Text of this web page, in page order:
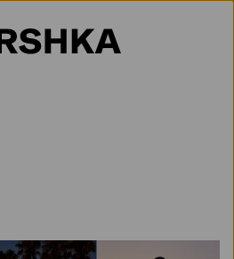
Selección de país